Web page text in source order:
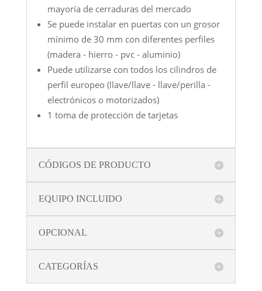
mayoría de cerraduras del mercado
Se puede instalar en puertas con un grosor
mínimo de 30 mm con diferentes perfiles
(madera - hierro - pvc - aluminio)
Puede utilizarse con todos los cilindros de
perfil europeo (llave/llave - llave/perilla -
electrónicos o motorizados)
1 toma de protección de tarjetas
CÓDIGOS DE PRODUCTO
EQUIPO INCLUIDO
OPCIONAL
CATEGORÍAS